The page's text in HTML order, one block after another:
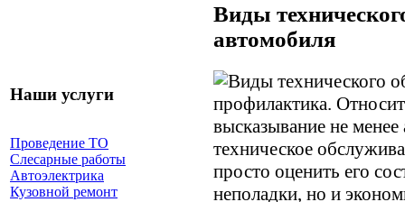
Наши услуги
Проведение ТО
Слесарные работы
Автоэлектрика
Кузовной ремонт
Виды
автомобиля
профилактика.
высказывание не
техническое
просто оценить его
неполадки, но и